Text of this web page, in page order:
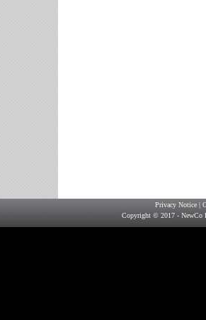
Privacy Notice |
Copyright © 2017 - NewCo